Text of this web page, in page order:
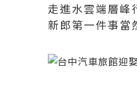
走進水雲端層峰
新郎第一件事當